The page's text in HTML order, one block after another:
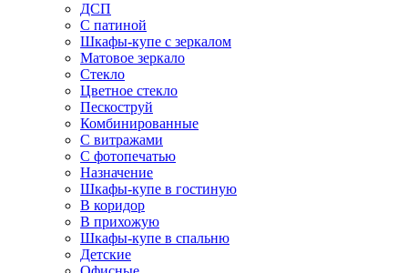
ДСП
С патиной
Шкафы-купе с зеркалом
Матовое зеркало
Стекло
Цветное стекло
Пескоструй
Комбинированные
С витражами
С фотопечатью
Назначение
Шкафы-купе в гостиную
В коридор
В прихожую
Шкафы-купе в спальню
Детские